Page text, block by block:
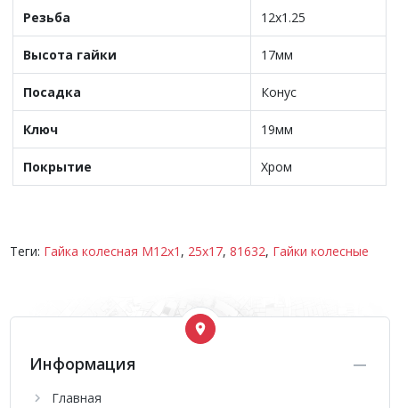
Резьба 12х1.25
Высота гайки 17мм
Посадка Конус
Ключ 19мм
Покрытие Хром
Теги: Гайка колесная M12х1 , 25х17, 81632, Гайки колесные
Информация
Главная